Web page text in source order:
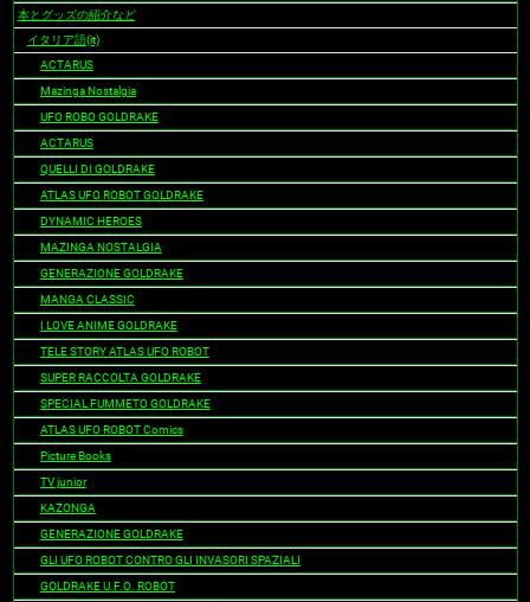
ゲ
シ
ョ
ン
本とグッズの紹介など
イタリア語(it)
ACTARUS
Mazinga Nostalgia
UFO ROBO GOLDRAKE
ACTARUS
QUELLI DI GOLDRAKE
ATLAS UFO ROBOT GOLDRAKE
DYNAMIC HEROES
MAZINGA NOSTALGIA
GENERAZIONE GOLDRAKE
MANGA CLASSIC
I LOVE ANIME GOLDRAKE
TELE STORY ATLAS UFO ROBOT
SUPER RACCOLTA GOLDRAKE
SPECIAL FUMMETO GOLDRAKE
ATLAS UFO ROBOT Comics
Picture Books
TV junior
KAZONGA
GENERAZIONE GOLDRAKE
GLI UFO ROBOT CONTRO GLI INVASORI SPAZIALI
GOLDRAKE U.F.O. ROBOT